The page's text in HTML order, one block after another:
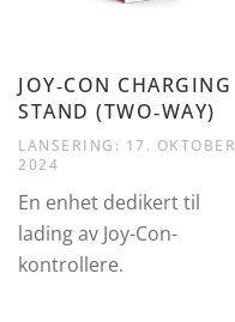
JOY‐CON CHARGING
STAND (TWO‐WAY)
LANSERING: 17. OKTOBER
2024
En enhet dedikert til
lading av Joy-Con-
kontrollere.